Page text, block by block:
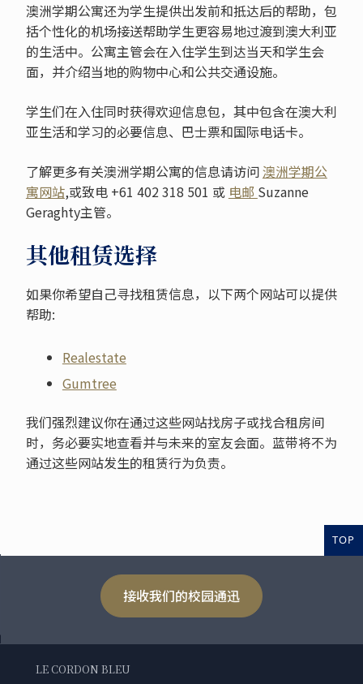
澳洲学期公寓还为学生提供出发前和抵达后的帮助，包
括个性化的机场接送帮助学生更容易地过渡到澳大利亚
的生活中。公寓主管会在入住学生到达当天和学生会
面，并介绍当地的购物中心和公共交通设施。
学生们在入住同时获得欢迎信息包，其中包含在澳大利
亚生活和学习的必要信息、巴士票和国际电话卡。
了解更多有关澳洲学期公寓的信息请访问澳洲学期公
寓网站,或致电 +61 402 318 501 或 电邮 Suzanne
Geraghty主管。
其他租赁选择
如果你希望自己寻找租赁信息，以下两个网站可以提供
帮助:
Realestate
Gumtree
我们强烈建议你在通过这些网站找房子或找合租房间
时，务必要实地查看并与未来的室友会面。蓝带将不为
通过这些网站发生的租赁行为负责。
TOP
接收我们的校园通迅
LE CORDON BLEU